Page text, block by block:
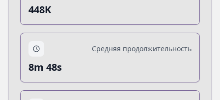
448K
Средняя продолжительность
8m 48s